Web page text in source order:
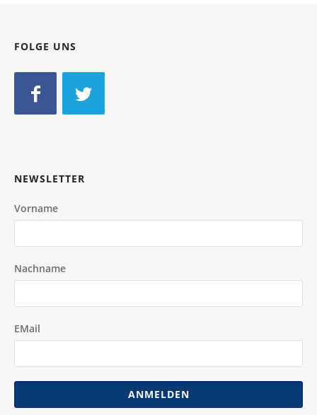
FOLGE UNS
NEWSLETTER
Vorname
Nachname
EMail
ANMELDEN